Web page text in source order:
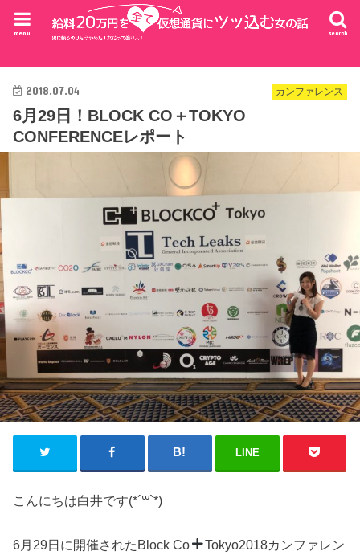
search
menu
カンファレンス
2018.07.04
6月29日！BLOCK CO＋TOKYO
CONFERENCEレポート
LINE
こんにちは白井です(*´꒳`*)
6月29日に開催されたBlock Co
Tokyo2018カンファレン